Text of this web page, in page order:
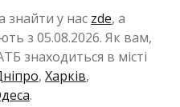
знайти у нас zde, а
з 05.08.2026. Як вам,
знаходиться в місті
, Харків,
.